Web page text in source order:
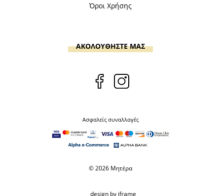
Όροι Χρήσης
ΑΚΟΛΟΥΘΗΣΤΕ ΜΑΣ
Ασφαλείς συναλλαγές
© 2026 Μητέρα
design by iframe